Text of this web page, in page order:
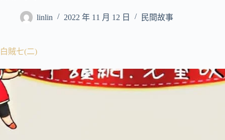
linlin 2022 年 11 月 12 日 民間故事
白賊七(二)